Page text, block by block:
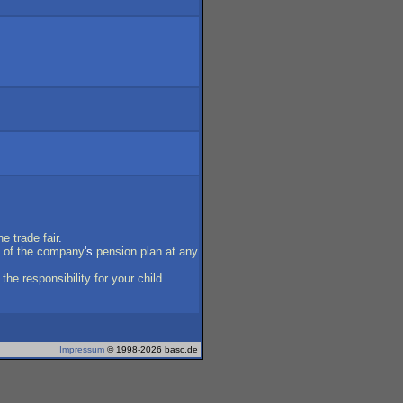
trade fair.
of the company's pension plan at any
the responsibility for your child.
Impressum © 1998-2026 basc.de